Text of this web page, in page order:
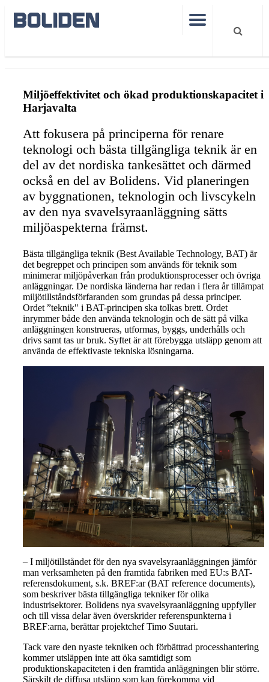
Miljöeffektivitet och ökad produktionskapacitet i
Harjavalta
Att fokusera på principerna för renare
teknologi och bästa tillgängliga teknik är en
del av det nordiska tankesättet och därmed
också en del av Bolidens. Vid planeringen
av byggnationen, teknologin och livscykeln
av den nya svavelsyraanläggning sätts
miljöaspekterna främst.
Bästa tillgängliga teknik (Best Available Technology, BAT) är
det begreppet och principen som används för teknik som
minimerar miljöpåverkan från produktionsprocesser och övriga
anläggningar. De nordiska länderna har redan i flera år tillämpat
miljötillståndsförfaranden som grundas på dessa principer.
Ordet ”teknik" i BAT-principen ska tolkas brett. Ordet
inrymmer både den använda teknologin och de sätt på vilka
anläggningen konstrueras, utformas, byggs, underhålls och
drivs samt tas ur bruk. Syftet är att förebygga utsläpp genom att
använda de effektivaste tekniska lösningarna.
– I miljötillståndet för den nya svavelsyraanläggningen jämför
man verksamheten på den framtida fabriken med EU:s BAT-
referensdokument, s.k. BREF:ar (BAT reference documents),
som beskriver bästa tillgängliga tekniker för olika
industrisektorer. Bolidens nya svavelsyraanläggning uppfyller
och till vissa delar även överskrider referenspunkterna i
BREF:arna, berättar projektchef Timo Suutari.
Tack vare den nyaste tekniken och förbättrad processhantering
kommer utsläppen inte att öka samtidigt som
produktionskapaciteten i den framtida anläggningen blir större.
Särskilt de diffusa utsläpp som kan förekomma vid